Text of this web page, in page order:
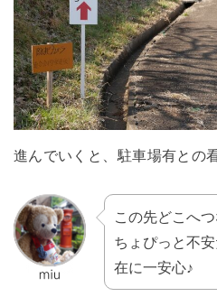
進んでいくと、駐車場有との
この先どこへ
ちょぴっと不
在に一安心♪